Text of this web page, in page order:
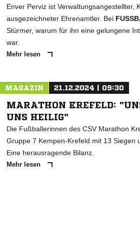
Enver Perviz ist Verwaltungsangestellter,
ausgezeichneter Ehrenamtler. Bei
Stürmer, warum für ihn eine gelungene
war.
Mehr lesen
MAGAZIN 21.12.2024 | 09:30
MARATHON KREFELD:
UNS HEILIG"
Die Fußballerinnen des CSV Marathon
Gruppe 7 Kempen-Krefeld mit 13 Siegen
Eine herausragende Bilanz.
Mehr lesen